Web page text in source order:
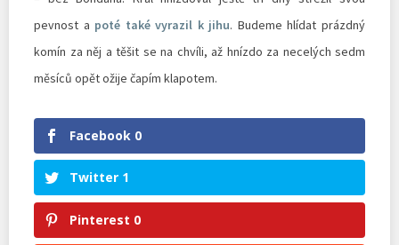
pevnost a poté také vyrazil k jihu. Budeme hlídat prázdný
komín za něj a těšit se na chvíli, až hnízdo za necelých sedm
měsíců opět ožije čapím klapotem.
Facebook 0
Twitter 1
Pinterest 0